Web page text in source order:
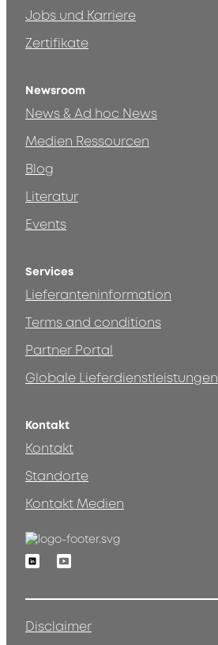
Jobs und Karriere
Zertifikate
Newsroom
News & Ad hoc News
Medien Ressourcen
Blog
Literatur
Events
Services
Lieferanteninformation
Terms and conditions
Partner Portal
Globale Lieferdienstleistungen
Kontakt
Kontakt
Standorte
Kontakt Medien
LinkedinYoutube
Disclaimer